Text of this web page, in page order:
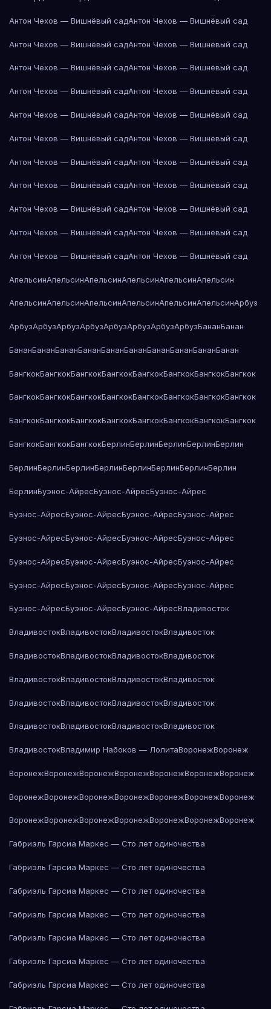
Антон Чехов — Вишнёвый садАнтон Чехов — Вишнёвый сад
Антон Чехов — Вишнёвый садАнтон Чехов — Вишнёвый сад
Антон Чехов — Вишнёвый садАнтон Чехов — Вишнёвый сад
Антон Чехов — Вишнёвый садАнтон Чехов — Вишнёвый сад
Антон Чехов — Вишнёвый садАнтон Чехов — Вишнёвый сад
Антон Чехов — Вишнёвый садАнтон Чехов — Вишнёвый сад
Антон Чехов — Вишнёвый садАнтон Чехов — Вишнёвый сад
Антон Чехов — Вишнёвый садАнтон Чехов — Вишнёвый сад
Антон Чехов — Вишнёвый садАнтон Чехов — Вишнёвый сад
Антон Чехов — Вишнёвый садАнтон Чехов — Вишнёвый сад
Антон Чехов — Вишнёвый садАнтон Чехов — Вишнёвый сад
АпельсинАпельсинАпельсинАпельсинАпельсинАпельсин
АпельсинАпельсинАпельсинАпельсинАпельсинАпельсинАрбуз
АрбузАрбузАрбузАрбузАрбузАрбузАрбузАрбузБананБанан
БананБананБананБананБананБананБананБананБананБанан
БангкокБангкокБангкокБангкокБангкокБангкокБангкокБангкок
БангкокБангкокБангкокБангкокБангкокБангкокБангкокБангкок
БангкокБангкокБангкокБангкокБангкокБангкокБангкокБангкок
БангкокБангкокБангкокБерлинБерлинБерлинБерлинБерлин
БерлинБерлинБерлинБерлинБерлинБерлинБерлинБерлин
БерлинБуэнос-АйресБуэнос-АйресБуэнос-Айрес
Буэнос-АйресБуэнос-АйресБуэнос-АйресБуэнос-Айрес
Буэнос-АйресБуэнос-АйресБуэнос-АйресБуэнос-Айрес
Буэнос-АйресБуэнос-АйресБуэнос-АйресБуэнос-Айрес
Буэнос-АйресБуэнос-АйресБуэнос-АйресБуэнос-Айрес
Буэнос-АйресБуэнос-АйресБуэнос-АйресВладивосток
ВладивостокВладивостокВладивостокВладивосток
ВладивостокВладивостокВладивостокВладивосток
ВладивостокВладивостокВладивостокВладивосток
ВладивостокВладивостокВладивостокВладивосток
ВладивостокВладивостокВладивостокВладивосток
ВладивостокВладимир Набоков — ЛолитаВоронежВоронеж
ВоронежВоронежВоронежВоронежВоронежВоронежВоронеж
ВоронежВоронежВоронежВоронежВоронежВоронежВоронеж
ВоронежВоронежВоронежВоронежВоронежВоронежВоронеж
Габриэль Гарсиа Маркес — Сто лет одиночества
Габриэль Гарсиа Маркес — Сто лет одиночества
Габриэль Гарсиа Маркес — Сто лет одиночества
Габриэль Гарсиа Маркес — Сто лет одиночества
Габриэль Гарсиа Маркес — Сто лет одиночества
Габриэль Гарсиа Маркес — Сто лет одиночества
Габриэль Гарсиа Маркес — Сто лет одиночества